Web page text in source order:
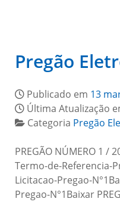
Pregão
Publicado em 13
Última Atualização
Categoria Pregão
PREGÃO NÚMERO 1 /
Termo-de-Referencia-
Licitacao-Pregao-
Pregao-N°1Baixar